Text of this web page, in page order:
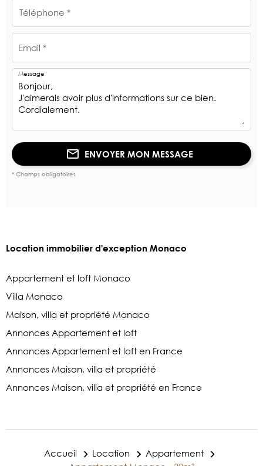
Téléphone *
Email *
Message
ENVOYER MON MESSAGE
* Champs obligatoires
Location immobilier d'exception Monaco
Appartement et loft Monaco
Villa Monaco
Maison, villa et propriété Monaco
Annonces Appartement et loft
Annonces Appartement et loft en France
Annonces Maison, villa et propriété
Annonces Maison, villa et propriété en France
Accueil Location
Appartement